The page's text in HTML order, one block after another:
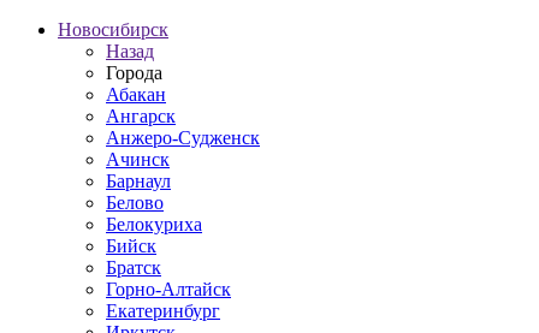
Новосибирск
Назад
Города
Абакан
Ангарск
Анжеро-Судженск
Ачинск
Барнаул
Белово
Белокуриха
Бийск
Братск
Горно-Алтайск
Екатеринбург